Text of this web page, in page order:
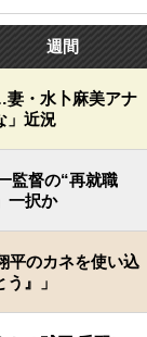
週間
・水卜麻美アナ
」近況
監督の“再就職
一択か
平のカネを使い込
』」